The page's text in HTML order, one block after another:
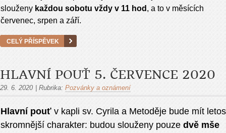
slouženy každou sobotu vždy v 11 hod , a to v měsících
červenec, srpen a září.
CELÝ PŘÍSPĚVEK
HLAVNÍ POUŤ 5. ČERVENCE 2020
29. 6. 2020 Rubrika: Pozvánky a oznámení
Hlavní pouť v kapli sv. Cyrila a Metoděje bude mít letos
skromnější charakter: budou slouženy pouze dvě mše